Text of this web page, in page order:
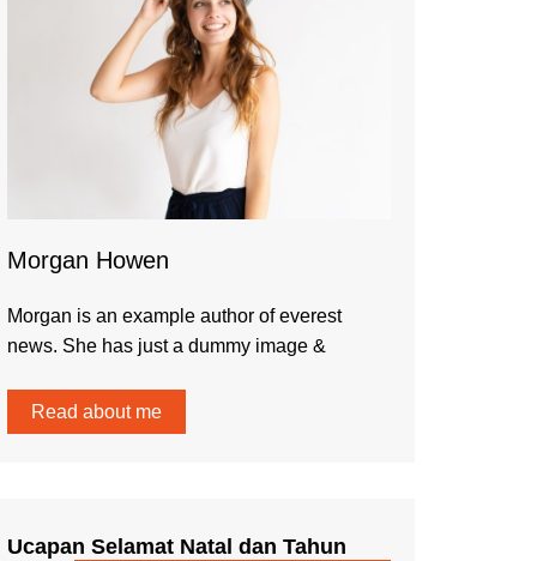
Morgan Howen
Morgan is an example author of everest
news. She has just a dummy image &
Read about me
Ucapan Selamat Natal dan Tahun